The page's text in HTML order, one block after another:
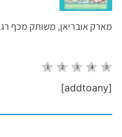
מארק אובריאן, משותק מכף רגל ועד ראש, היה נחוש בדעתו – בגיל 38 – לאבד
[addtoany]